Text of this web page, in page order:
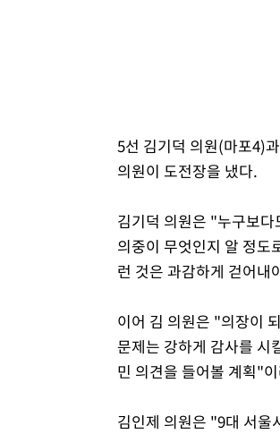
5선 김기덕 의원(마포4)
의원이 도전장을 냈다.
김기덕 의원은 "누구보
의중이 무엇인지 알 정도
런 것은 과감하게 걷어내
이어 김 의원은 "의장이
문제는 강하게 감사를 시
민 의견을 들어볼 계획"
김인제 의원은 "9대 서울